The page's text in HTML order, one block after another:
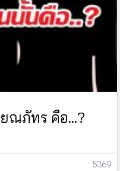
ณภัทร คือ...?
: 5369